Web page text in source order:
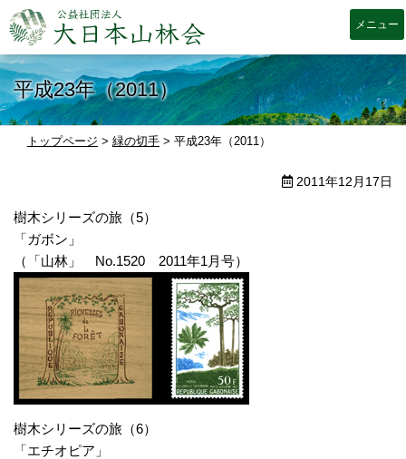
平成23年（2011）
トップページ > 緑の切手 > 平成23年（2011）
2011年12月17日
樹木シリーズの旅（5）
「ガボン」
（「山林」 No.1520 2011年1月号）
樹木シリーズの旅（6）
「エチオピア」